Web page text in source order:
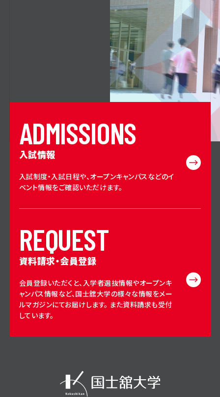
ADMISSIONS
入試情報
入試制度・入試日程や、オープンキャンパスなどのイ
ベント情報をご確認いただけます。
REQUEST
資料請求・会員登録
会員登録いただくと、入学者選抜情報やオープンキ
ャンパス情報など、国士舘大学の様々な情報をメー
ルマガジンにてお届けします。 また資料請求も受付
しています。